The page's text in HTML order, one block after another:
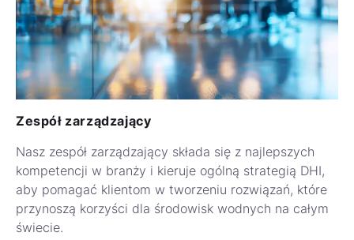
Zespół zarządzający
Nasz zespół zarządzający składa się z najlepszych
kompetencji w branży i kieruje ogólną strategią DHI,
aby pomagać klientom w tworzeniu rozwiązań, które
przynoszą korzyści dla środowisk wodnych na całym
świecie.